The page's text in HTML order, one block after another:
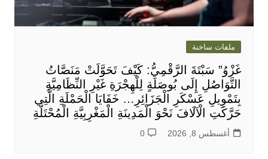
ملفات ساخنة
غَزْوُ” سَبْتَةَ الرَّقْمِيُّ: كَيْفَ تَحَوَّلَتْ مَنَصَّاتُ
التَّوَاصُلِ إِلَى بُوصَلَةٍ لِلْهِجْرَةِ غَيْرِ النِّظَامِيَّةِ
بِتَمْوِيلِ عَسْكَرِ الْجَزَائِرِ… خَفَايَا الْحَمْلَةِ الَّتِي
حَرَّكَتِ الْآلَافَ نَحْوَ الْمَدِينَةِ الْمَغْرِبِيَّةِ الْمُحْتَلَّةِ
أغسطس 8, 2026 0